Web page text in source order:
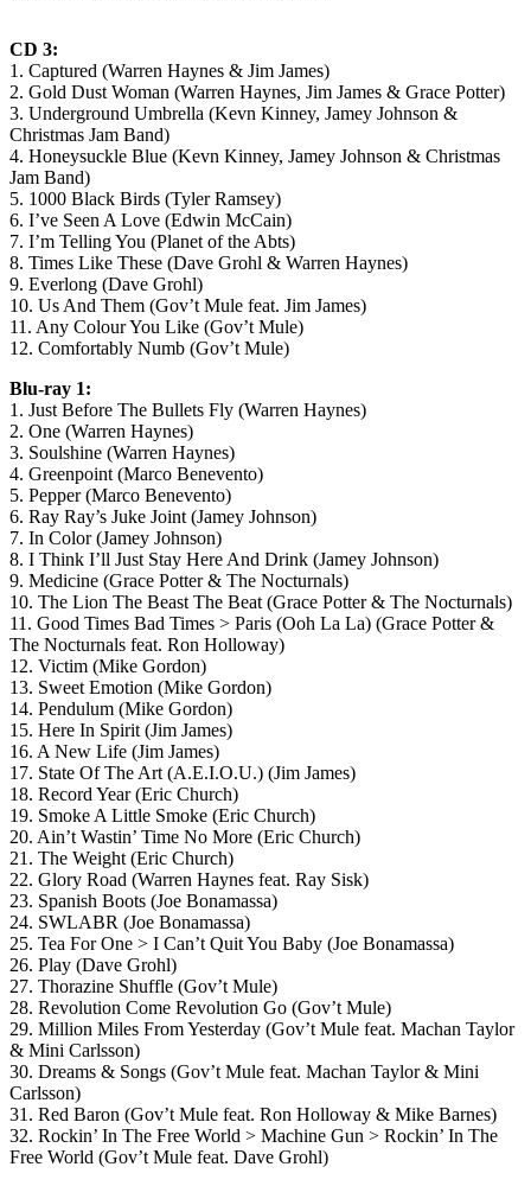
CD 3:
1. Captured (Warren Haynes & Jim James)
2. Gold Dust Woman (Warren Haynes, Jim James & Grace Potter)
3. Underground Umbrella (Kevn Kinney, Jamey Johnson &
Christmas Jam Band)
4. Honeysuckle Blue (Kevn Kinney, Jamey Johnson & Christmas
Jam Band)
5. 1000 Black Birds (Tyler Ramsey)
6. I’ve Seen A Love (Edwin McCain)
7. I’m Telling You (Planet of the Abts)
8. Times Like These (Dave Grohl & Warren Haynes)
9. Everlong (Dave Grohl)
10. Us And Them (Gov’t Mule feat. Jim James)
11. Any Colour You Like (Gov’t Mule)
12. Comfortably Numb (Gov’t Mule)
Blu-ray 1:
1. Just Before The Bullets Fly (Warren Haynes)
2. One (Warren Haynes)
3. Soulshine (Warren Haynes)
4. Greenpoint (Marco Benevento)
5. Pepper (Marco Benevento)
6. Ray Ray’s Juke Joint (Jamey Johnson)
7. In Color (Jamey Johnson)
8. I Think I’ll Just Stay Here And Drink (Jamey Johnson)
9. Medicine (Grace Potter & The Nocturnals)
10. The Lion The Beast The Beat (Grace Potter & The Nocturnals)
11. Good Times Bad Times > Paris (Ooh La La) (Grace Potter &
The Nocturnals feat. Ron Holloway)
12. Victim (Mike Gordon)
13. Sweet Emotion (Mike Gordon)
14. Pendulum (Mike Gordon)
15. Here In Spirit (Jim James)
16. A New Life (Jim James)
17. State Of The Art (A.E.I.O.U.) (Jim James)
18. Record Year (Eric Church)
19. Smoke A Little Smoke (Eric Church)
20. Ain’t Wastin’ Time No More (Eric Church)
21. The Weight (Eric Church)
22. Glory Road (Warren Haynes feat. Ray Sisk)
23. Spanish Boots (Joe Bonamassa)
24. SWLABR (Joe Bonamassa)
25. Tea For One > I Can’t Quit You Baby (Joe Bonamassa)
26. Play (Dave Grohl)
27. Thorazine Shuffle (Gov’t Mule)
28. Revolution Come Revolution Go (Gov’t Mule)
29. Million Miles From Yesterday (Gov’t Mule feat. Machan Taylor
& Mini Carlsson)
30. Dreams & Songs (Gov’t Mule feat. Machan Taylor & Mini
Carlsson)
31. Red Baron (Gov’t Mule feat. Ron Holloway & Mike Barnes)
32. Rockin’ In The Free World > Machine Gun > Rockin’ In The
Free World (Gov’t Mule feat. Dave Grohl)